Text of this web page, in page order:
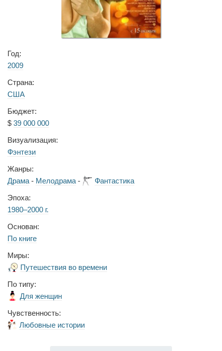
Год:
2009
Страна:
США
Бюджет:
$ 39 000 000
Визуализация:
Фэнтези
Жанры:
Драма - Мелодрама -
Фантастика
Эпоха:
1980–2000 г.
Основан:
По книге
Миры:
Путешествия во времени
По типу:
Для женщин
Чувственность:
Любовные истории